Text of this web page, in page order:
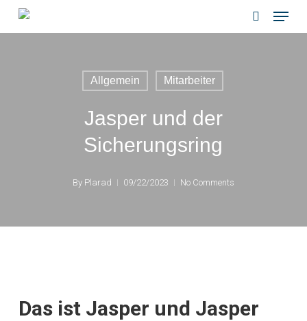
Skip
to
search
Menu
Allgemein Mitarbeiter
Jasper und der
Sicherungsring
By Plarad 09/22/2023 No Comments
Das ist Jasper und Jasper